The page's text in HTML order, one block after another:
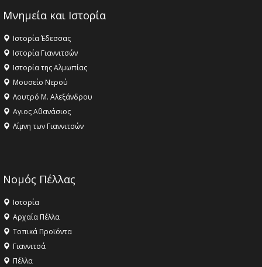
Μνημεία και Ιστορία
Ιστορία Έδεσσας
Ιστορία Γιαννιτσών
Ιστορία της Αλμωπίας
Μουσείο Νερού
Λουτρό Μ. Αλεξάνδρου
Αγιος Αθανάσιος
Λίμνη των Γιαννιτσών
Νομός Πέλλας
Ιστορία
Αρχαία Πέλλα
Τοπικά Προϊόντα
Γιαννιτσά
Πέλλα